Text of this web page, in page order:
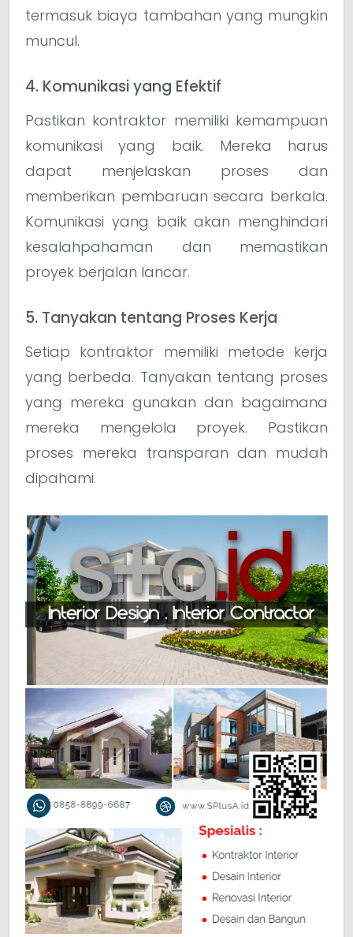
termasuk biaya tambahan yang mungkin
muncul.
4. Komunikasi yang Efektif
Pastikan kontraktor memiliki kemampuan
komunikasi yang baik. Mereka harus
dapat menjelaskan proses dan
memberikan pembaruan secara berkala.
Komunikasi yang baik akan menghindari
kesalahpahaman dan memastikan
proyek berjalan lancar.
5. Tanyakan tentang Proses Kerja
Setiap kontraktor memiliki metode kerja
yang berbeda. Tanyakan tentang proses
yang mereka gunakan dan bagaimana
mereka mengelola proyek. Pastikan
proses mereka transparan dan mudah
dipahami.